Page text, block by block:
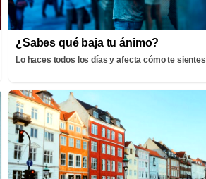
¿Sabes qué baja tu ánimo?
Lo haces todos los días y afecta cómo te sientes